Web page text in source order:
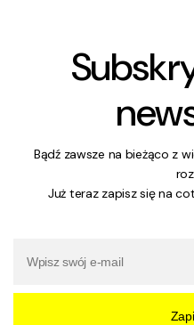
Bądź zawsze na bieżąco z
Już teraz zapisz się na